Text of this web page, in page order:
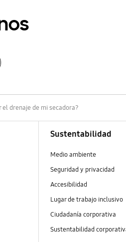
drenaje de mi secadora?
Sustentabilidad
Medio ambiente
Seguridad y privacidad
Accesibilidad
Lugar de trabajo inclusivo
Ciudadanía corporativa
Sustentabilidad